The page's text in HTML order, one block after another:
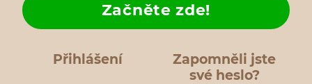
Přihlášení
Zapomněli jste
své heslo?
Začněte zde!